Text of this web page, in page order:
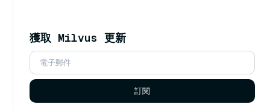
獲取 Milvus 更新
訂閱